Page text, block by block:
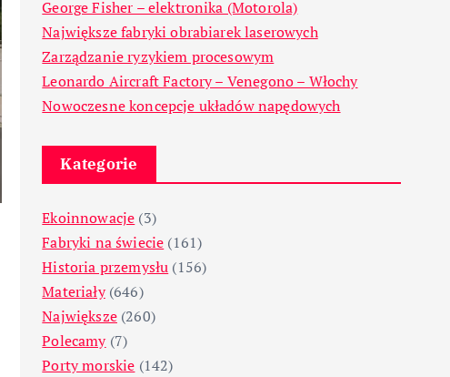
George Fisher – elektronika (Motorola)
Największe fabryki obrabiarek laserowych
Zarządzanie ryzykiem procesowym
Leonardo Aircraft Factory – Venegono – Włochy
Nowoczesne koncepcje układów napędowych
Kategorie
Ekoinnowacje (3)
Fabryki na świecie (161)
Historia przemysłu (156)
Materiały(646)
Największe(260)
Polecamy(7)
Porty morskie (142)